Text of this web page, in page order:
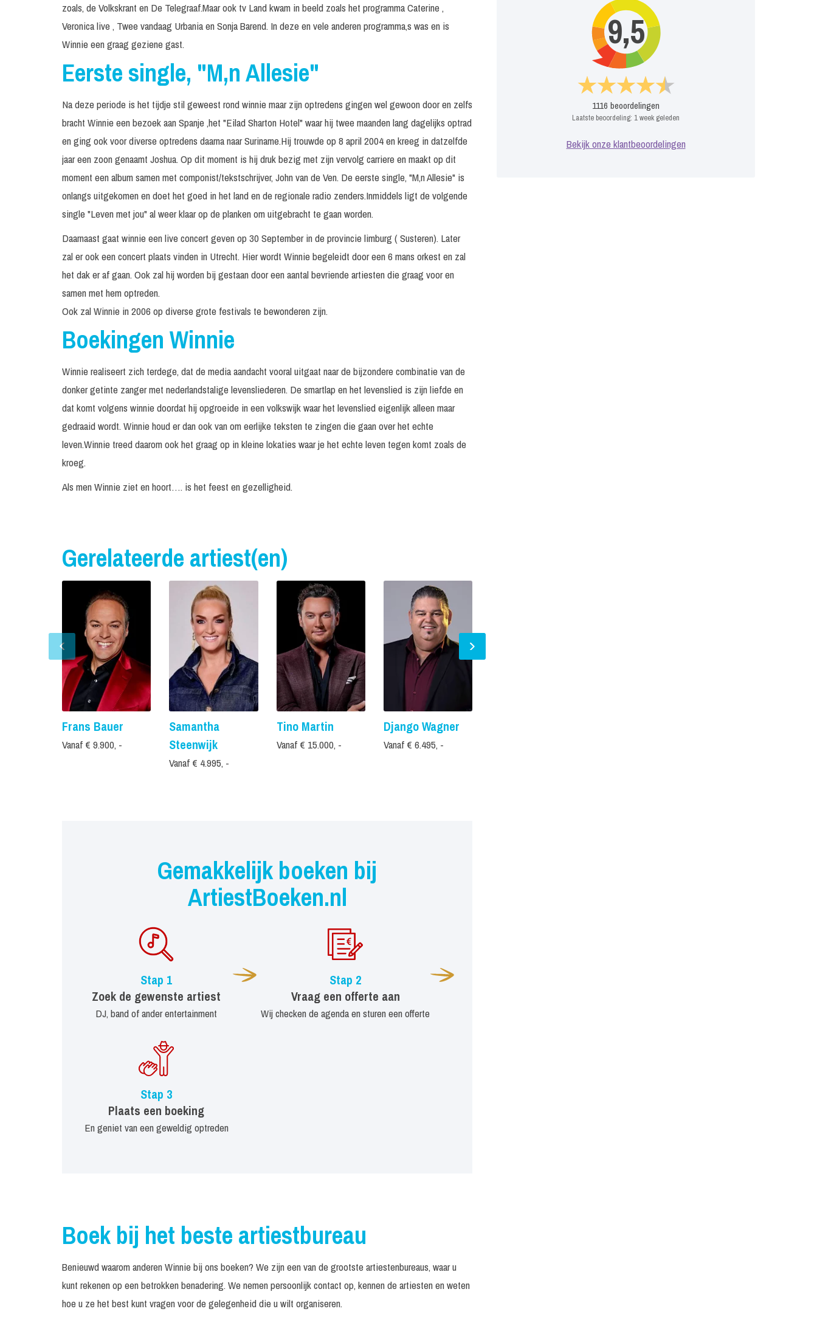
zoals, de Volkskrant en De Telegraaf.Maar ook tv Land kwam in beeld zoals het programma Caterine ,
Veronica live , Twee vandaag Urbania en Sonja Barend. In deze en vele anderen programma,s was en is
Winnie een graag geziene gast.
Eerste single, "M,n Allesie"
Na deze periode is het tijdje stil geweest rond winnie maar zijn optredens gingen wel gewoon door en zelfs
bracht Winnie een bezoek aan Spanje ,het "Eilad Sharton Hotel" waar hij twee maanden lang dagelijks optrad
en ging ook voor diverse optredens daarna naar Suriname.Hij trouwde op 8 april 2004 en kreeg in datzelfde
jaar een zoon genaamt Joshua. Op dit moment is hij druk bezig met zijn vervolg carriere en maakt op dit
moment een album samen met componist/tekstschrijver, John van de Ven. De eerste single, "M,n Allesie" is
onlangs uitgekomen en doet het goed in het land en de regionale radio zenders.Inmiddels ligt de volgende
single "Leven met jou" al weer klaar op de planken om uitgebracht te gaan worden.
Daarnaast gaat winnie een live concert geven op 30 September in de provincie limburg ( Susteren). Later
zal er ook een concert plaats vinden in Utrecht. Hier wordt Winnie begeleidt door een 6 mans orkest en zal
het dak er af gaan. Ook zal hij worden bij gestaan door een aantal bevriende artiesten die graag voor en
samen met hem optreden.
Ook zal Winnie in 2006 op diverse grote festivals te bewonderen zijn.
Boekingen Winnie
Winnie realiseert zich terdege, dat de media aandacht vooral uitgaat naar de bijzondere combinatie van de
donker getinte zanger met nederlandstalige levensliederen. De smartlap en het levenslied is zijn liefde en
dat komt volgens winnie doordat hij opgroeide in een volkswijk waar het levenslied eigenlijk alleen maar
gedraaid wordt. Winnie houd er dan ook van om eerlijke teksten te zingen die gaan over het echte
leven.Winnie treed daarom ook het graag op in kleine lokaties waar je het echte leven tegen komt zoals de
kroeg.
Als men Winnie ziet en hoort…. is het feest en gezelligheid.
9,5
1116 beoordelingen
Laatste beoordeling: 1 week geleden
Bekijk onze klantbeoordelingen
Gerelateerde artiest(en)
Frans Bauer
Vanaf € 9.900, -
Samantha
Steenwijk
Vanaf € 4.995, -
Tino Martin
Vanaf € 15.000, -
Django Wagner
Vanaf € 6.495, -
Gemakkelijk boeken bij
ArtiestBoeken.nl
Stap 1
Zoek de gewenste artiest
DJ, band of ander entertainment
Stap 2
Vraag een offerte aan
Wij checken de agenda en sturen een offerte
Stap 3
Plaats een boeking
En geniet van een geweldig optreden
Boek bij het beste artiestbureau
Benieuwd waarom anderen Winnie bij ons boeken? We zijn een van de grootste artiestenbureaus, waar u
kunt rekenen op een betrokken benadering. We nemen persoonlijk contact op, kennen de artiesten en weten
hoe u ze het best kunt vragen voor de gelegenheid die u wilt organiseren.